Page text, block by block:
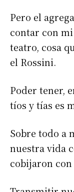
Pero el
contar con
teatro, cosa
el Rossini.
Poder tener,
tíos y tías es
Sobre todo a
nuestra vida
cobijaron